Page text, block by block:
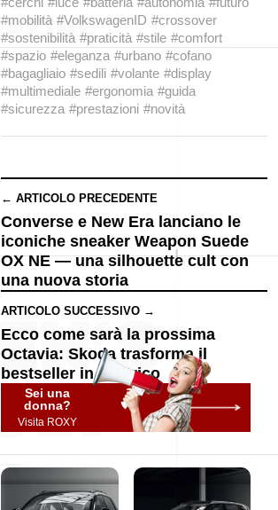
#mobilità #VolkswagenID #crossover
#sostenibilità #praticità #stile #comfort
#spazio #eleganza #urbano #cofano
#bagagliaio #sedili #volante #display
#multimediale #ergonomia #guida
#sicurezza #prestazioni #novità
← ARTICOLO PRECEDENTE
Converse e New Era lanciano le
iconiche sneaker Weapon Suede
OX NE — una silhouette cult con
una nuova storia
ARTICOLO SUCCESSIVO →
Ecco come sarà la prossima
Octavia: Skoda trasforma il
bestseller in elettrico
Sei una
donna?
Visita ROXY